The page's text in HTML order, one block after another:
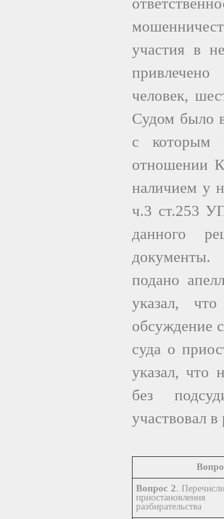
участия в
привлечено
человек,
Судом было
с которым
отношении
наличием у
ч.3 ст.253
данного
документы.
подано
указал,
обсуждение
суда о
указал, что
без
участвовал
Вопрос 2.
разбирательства